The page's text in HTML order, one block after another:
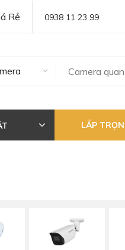
Rẻ 0938 11 23 99
LẮP